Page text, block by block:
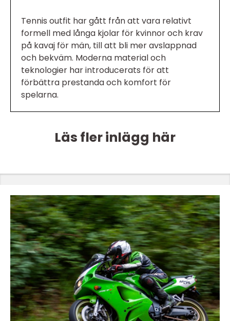
Tennis outfit har gått från att vara relativt
formell med långa kjolar för kvinnor och krav
på kavaj för män, till att bli mer avslappnad
och bekväm. Moderna material och
teknologier har introducerats för att
förbättra prestanda och komfort för
spelarna.
Läs fler inlägg här